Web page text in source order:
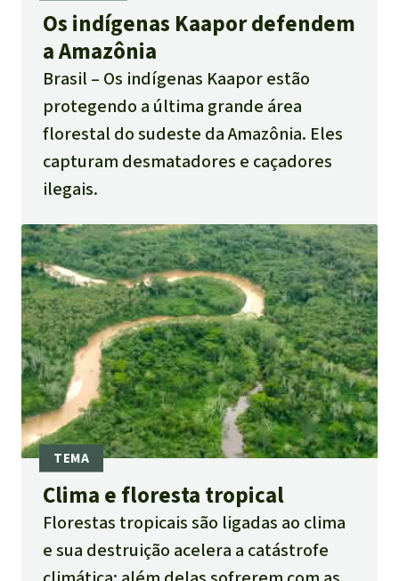
Os indígenas Kaapor defendem
a Amazônia
Brasil
Os indígenas Kaapor estão
protegendo a última grande área
florestal do sudeste da Amazônia. Eles
capturam desmatadores e caçadores
ilegais.
Clima e floresta tropical
Florestas tropicais são ligadas ao clima
e sua destruição acelera a catástrofe